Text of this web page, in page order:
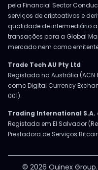
pela Financial Sector Conduct
serviços de criptoativos e
qualidade de intermediário
transações para a Global
mercado nem como
Trade Tech AU Pty Ltd
Registada na Austrália (ACN
como Digital Currency
001).
Trading International S.A.
Registada em El Salvador
Prestadora de Serviços
© 2026 Ouinex